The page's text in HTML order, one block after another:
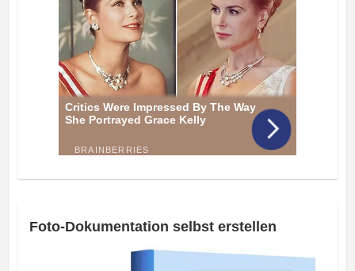
Foto-Dokumentation selbst erstellen